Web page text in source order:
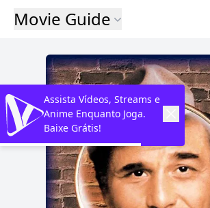
Movie Guide
Assista Vídeos, Streams e
Anime Enquanto Joga.
Baixe Grátis!